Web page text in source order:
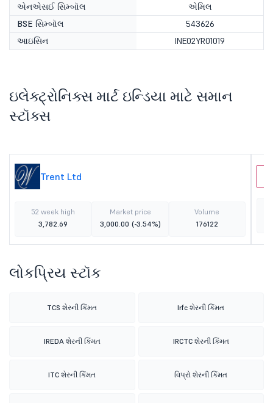
એનએસઈ સિમ્બૉલ
એમિલ
BSE સિમ્બૉલ
543626
આઇસિન
INE02YR01019
ઇલેક્ટ્રોનિક્સ માર્ટ ઇન્ડિયા માટે સમાન
સ્ટૉક્સ
Trent Ltd
52 week high
3,782.69
Market price
3,000.00 (-3.54%)
Volume
176122
લોકપ્રિય સ્ટૉક
TCS શેરની કિંમત Irfc શેરની કિંમત
IREDA શેરની કિંમત IRCTC શેરની કિંમત
ITC શેરની કિંમત વિપ્રો શેરની કિંમત